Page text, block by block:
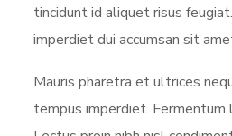
tincidunt id aliquet risus
imperdiet dui accumsan sit
Mauris pharetra et ultrices
tempus imperdiet. Fermentum